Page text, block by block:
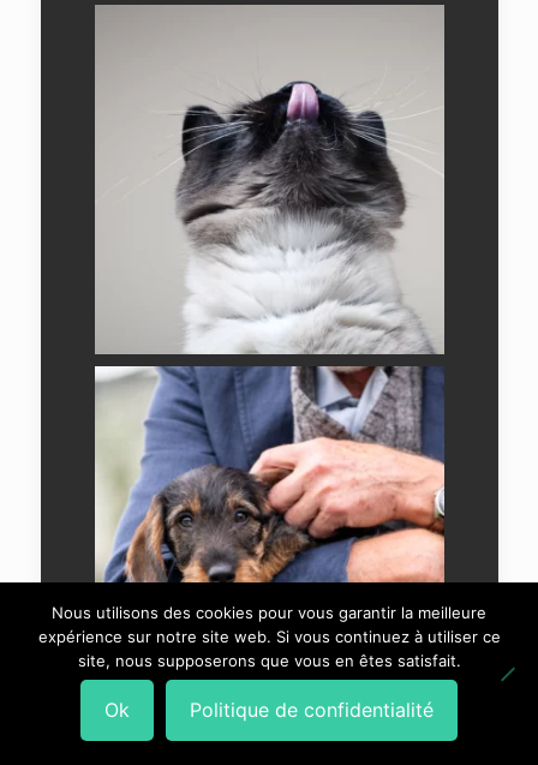
Nous utilisons des cookies pour vous garantir la meilleure
expérience sur notre site web. Si vous continuez à utiliser ce
site, nous supposerons que vous en êtes satisfait.
Ok Politique de confidentialité